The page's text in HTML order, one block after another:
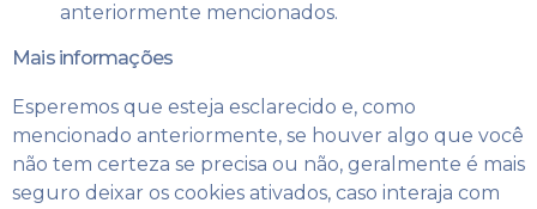
anteriormente mencionados.
Mais informações
Esperemos que esteja esclarecido e, como
mencionado anteriormente, se houver algo que você
não tem certeza se precisa ou não, geralmente é mais
seguro deixar os cookies ativados, caso interaja com